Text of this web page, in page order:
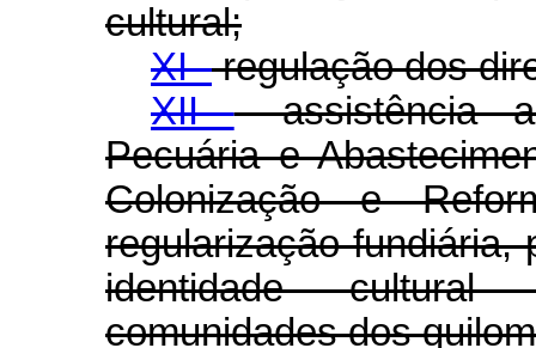
cultural;
XI -regulação dos
XII- assistência
Pecuária e
Colonização e
regularização fundiária,
identidade cultural
comunidades dos